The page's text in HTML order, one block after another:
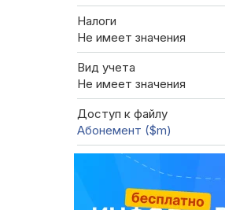
Налоги
Не имеет значения
Вид учета
Не имеет значения
Доступ к файлу
Абонемент ($m)